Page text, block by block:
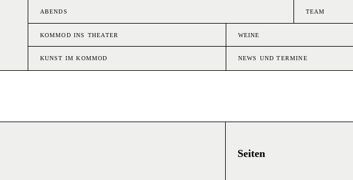
ABENDS TEAM
KOMMOD INS THEATER WEINE
KUNST IM KOMMOD NEWS UND TERMINE
Seiten